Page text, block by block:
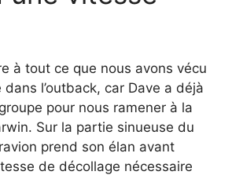
à tout ce que nous avons vécu
l’outback, car Dave a déjà
pour nous ramener à la
Sur la partie sinueuse du
prend son élan avant
de décollage nécessaire